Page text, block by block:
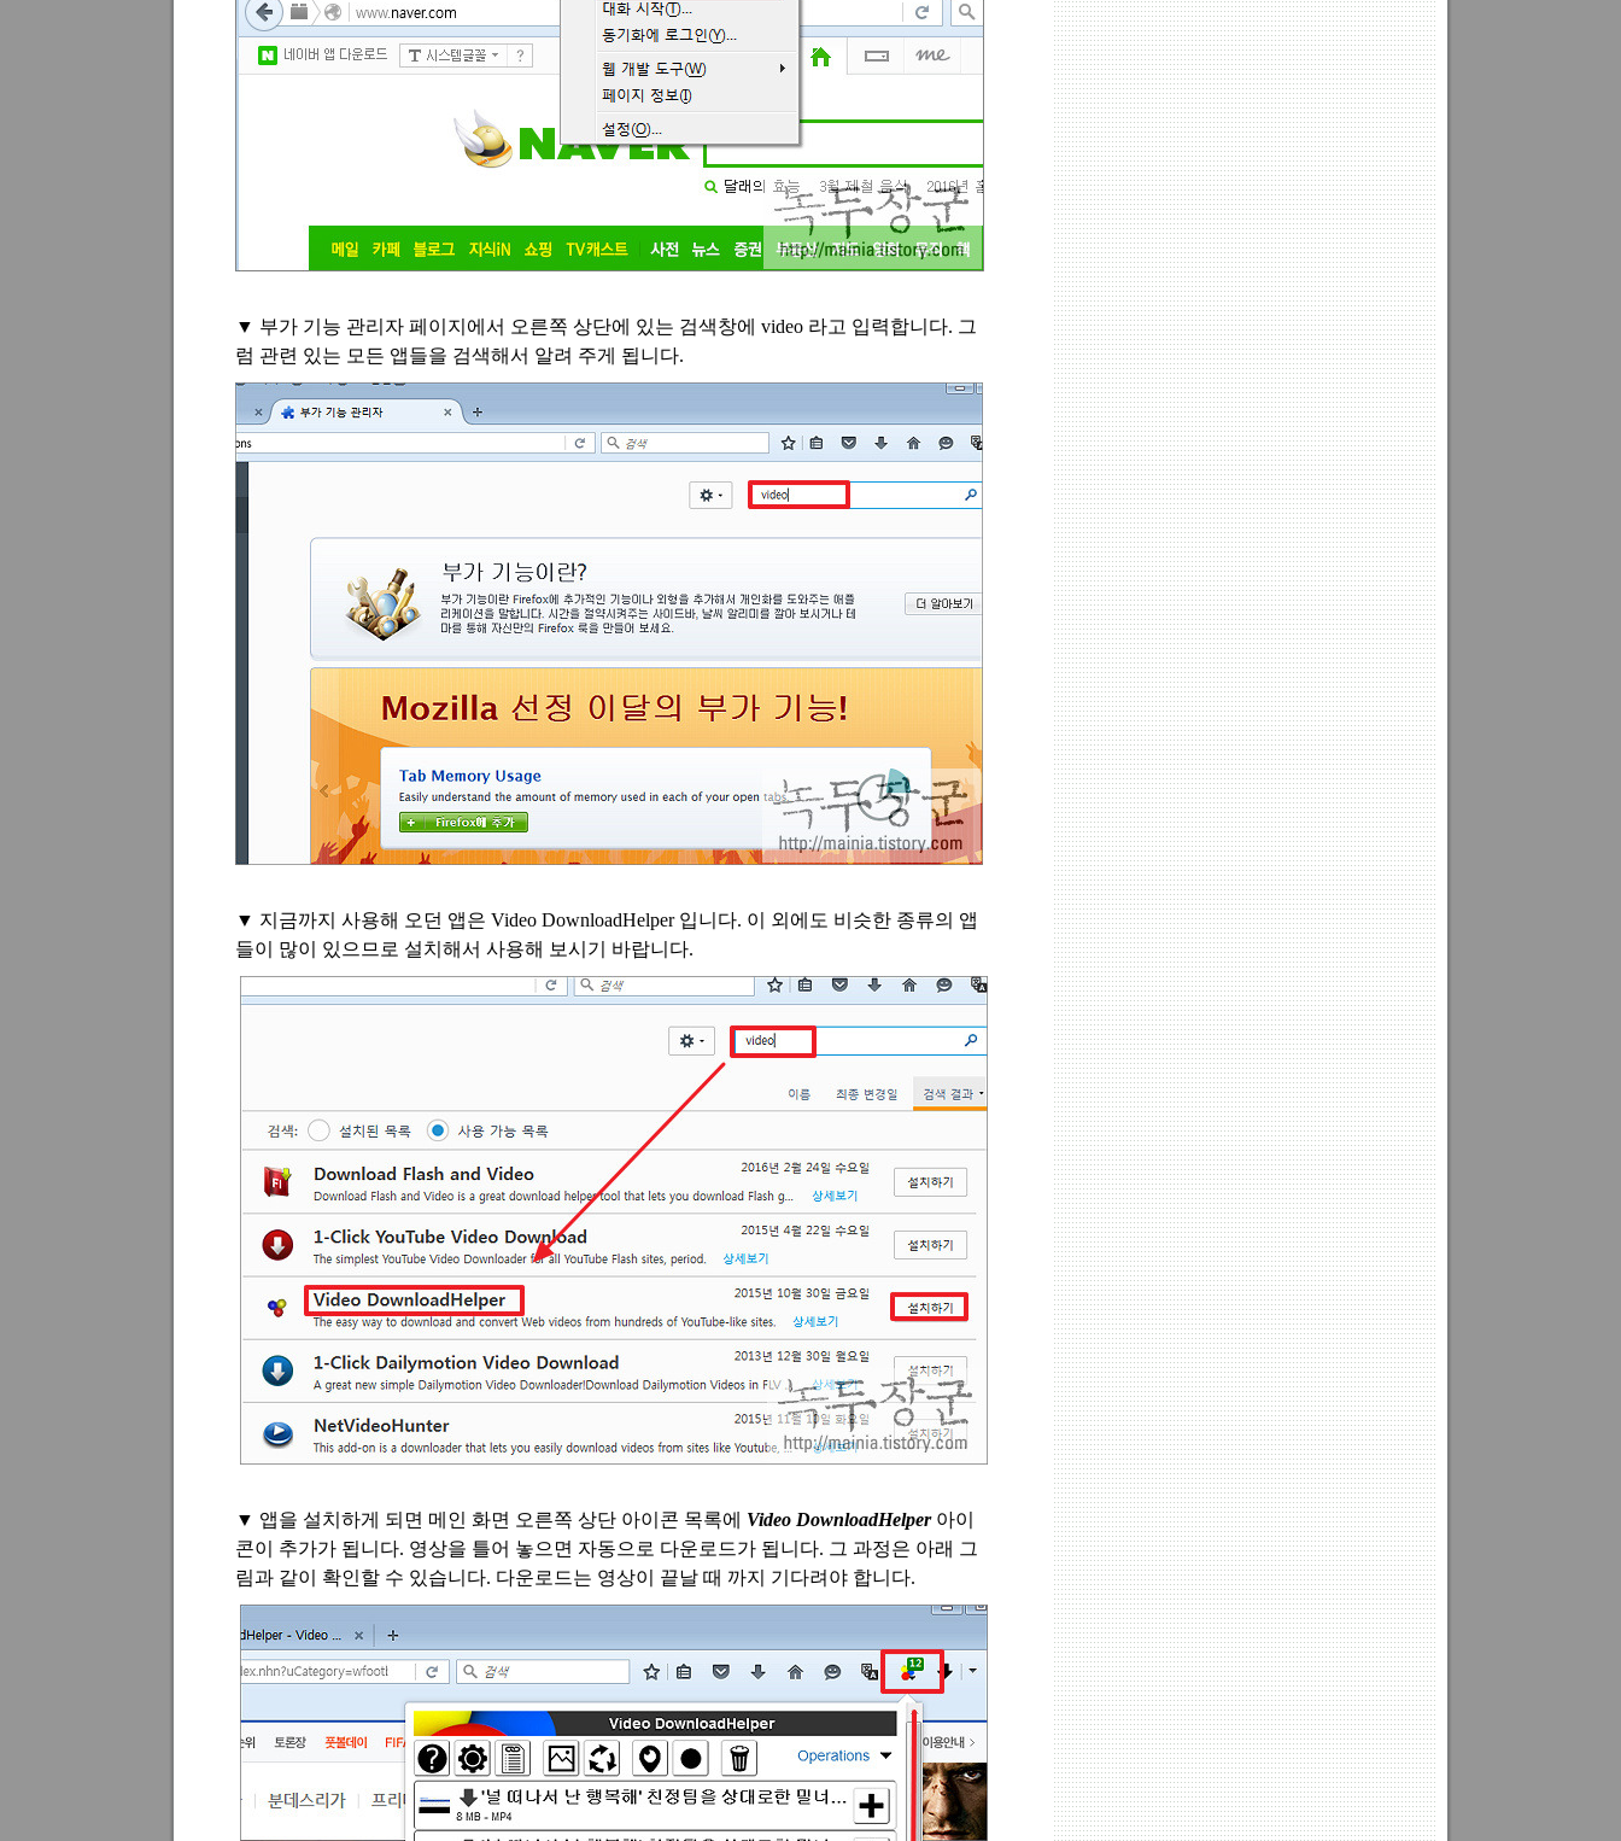
▼ 부가 기능 관리자 페이지에서 오른쪽 상단에 있는 검색창에 video 라고 입력합니다. 그
럼 관련 있는 모든 앱들을 검색해서 알려 주게 됩니다.
▼ 지금까지 사용해 오던 앱은 Video DownloadHelper 입니다. 이 외에도 비슷한 종류의 앱
들이 많이 있으므로 설치해서 사용해 보시기 바랍니다.
▼ 앱을 설치하게 되면 메인 화면 오른쪽 상단 아이콘 목록에 Video DownloadHelper 아이
콘이 추가가 됩니다. 영상을 틀어 놓으면 자동으로 다운로드가 됩니다. 그 과정은 아래 그
림과 같이 확인할 수 있습니다. 다운로드는 영상이 끝날 때 까지 기다려야 합니다.